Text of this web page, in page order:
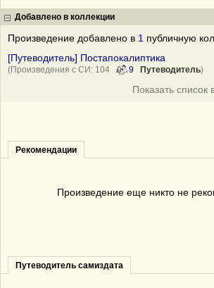
Добавлено в коллекции
Произведение добавлено в 1 публичную
[Путеводитель] Постапокалиптика
(Произведения с СИ: 104 9 Путеводитель)
Показать
Рекомендации
Произведение еще никто не
Путеводитель самиздата